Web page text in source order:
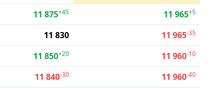
11 875+45 11 965+5
11 830 11 965-35
11 850+20 11 960-10
11 840-30 11 960-40